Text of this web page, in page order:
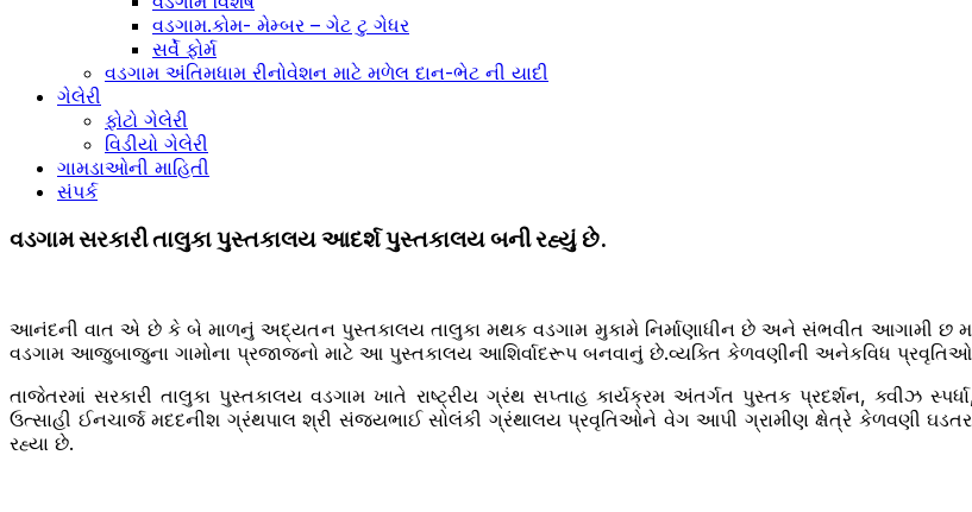
વડગામ.કોમ- મેમ્બર – ગેટ ટુ ગેધર
સર્વે ફોર્મ
વડગામ અંતિમધામ રીનોવેશન માટે મળેલ દાન-ભેટ ની યાદી
ગેલેરી
ફોટો ગેલેરી
વિડીયો ગેલેરી
ગામડાઓની માહિતી
સંપર્ક
વડગામ સરકારી તાલુકા પુસ્તકાલય આદર્શ પુસ્તકાલય બની રહ્યું છે.
આનંદની વાત એ છે કે બે માળનું અદ્યતન પુસ્તકાલય તાલુકા મથક વડગામ મુકામે નિર્માણાધીન છે અને સંભવીત આગામી છ
વડગામ આજુબાજુના ગામોના પ્રજાજનો માટે આ પુસ્તકાલય આશિર્વાદરૂપ બનવાનું છે.વ્યક્તિ કેળવણીની અનેકવિધ
તાજેતરમાં સરકારી તાલુકા પુસ્તકાલય વડગામ ખાતે રાષ્ટ્રીય ગ્રંથ સપ્તાહ કાર્યક્રમ અંતર્ગત પુસ્તક પ્રદર્શન, ક્વીઝ
ઉત્સાહી ઈનચાર્જ મદદનીશ ગ્રંથપાલ શ્રી સંજયભાઈ સોલંકી ગ્રંથાલય પ્રવૃતિઓને વેગ આપી ગ્રામીણ ક્ષેત્રે કેળવણી
રહ્યા છે.